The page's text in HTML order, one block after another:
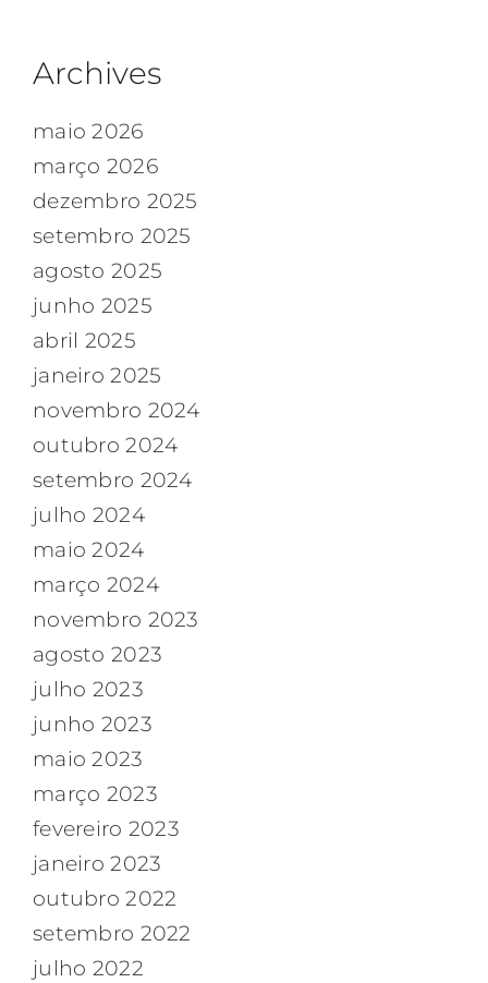
Archives
maio 2026
março 2026
dezembro 2025
setembro 2025
agosto 2025
junho 2025
abril 2025
janeiro 2025
novembro 2024
outubro 2024
setembro 2024
julho 2024
maio 2024
março 2024
novembro 2023
agosto 2023
julho 2023
junho 2023
maio 2023
março 2023
fevereiro 2023
janeiro 2023
outubro 2022
setembro 2022
julho 2022